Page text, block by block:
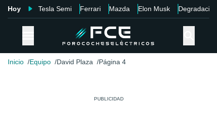
Hoy Tesla Semi Ferrari Mazda Elon Musk Degradación
Inicio Equipo David Plaza Página 4